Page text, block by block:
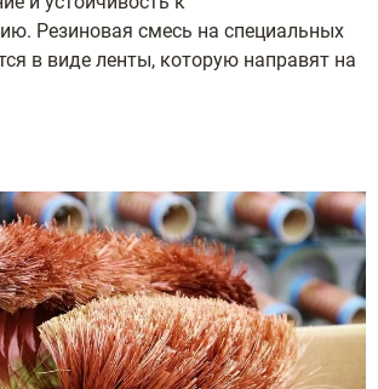
Резиновая смесь на специальных
в виде ленты, которую направят на